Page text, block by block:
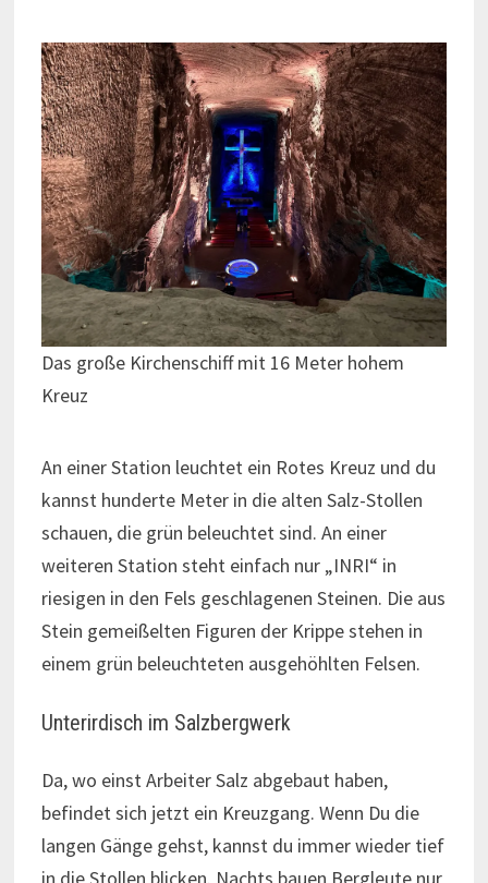
Das große Kirchenschiff mit 16 Meter hohem
Kreuz
An einer Station leuchtet ein Rotes Kreuz und du
kannst hunderte Meter in die alten Salz-Stollen
schauen, die grün beleuchtet sind. An einer
weiteren Station steht einfach nur „INRI“ in
riesigen in den Fels geschlagenen Steinen. Die aus
Stein gemeißelten Figuren der Krippe stehen in
einem grün beleuchteten ausgehöhlten Felsen.
Unterirdisch im Salzbergwerk
Da, wo einst Arbeiter Salz abgebaut haben,
befindet sich jetzt ein Kreuzgang. Wenn Du die
langen Gänge gehst, kannst du immer wieder tief